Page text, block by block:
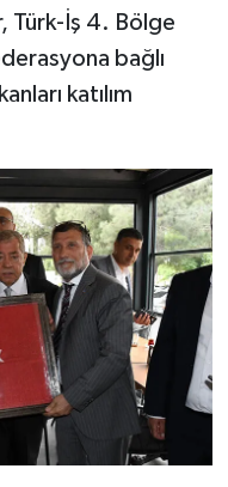
Türk-İş 4. Bölge
bağlı
katılım